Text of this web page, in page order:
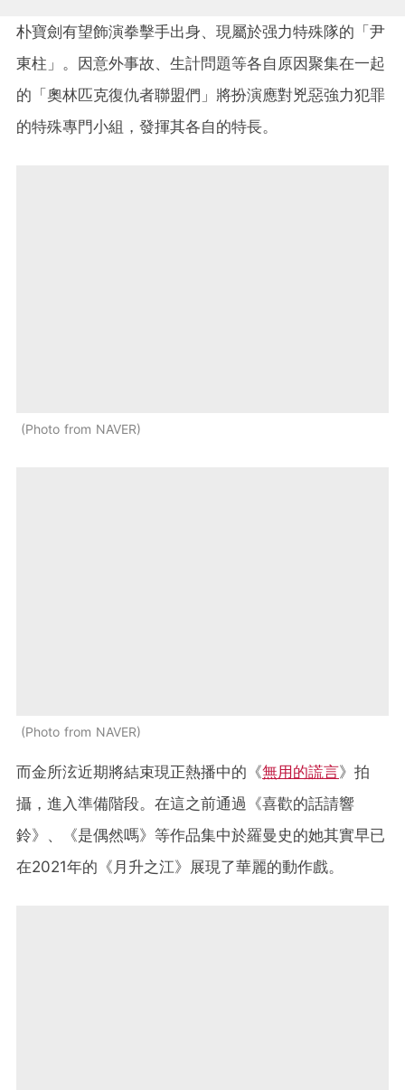
朴寶劍有望飾演拳擊手出身、現屬於强力特殊隊的「尹
東柱」。因意外事故、生計問題等各自原因聚集在一起
的「奧林匹克復仇者聯盟們」將扮演應對兇惡強力犯罪
的特殊專門小組，發揮其各自的特長。
Photo from NAVER
Photo from NAVER
而金所泫近期將結束現正熱播中的《無用的謊言》拍
攝，進入準備階段。在這之前通過《喜歡的話請響
鈴》、《是偶然嗎》等作品集中於羅曼史的她其實早已
在2021年的《月升之江》展現了華麗的動作戲。